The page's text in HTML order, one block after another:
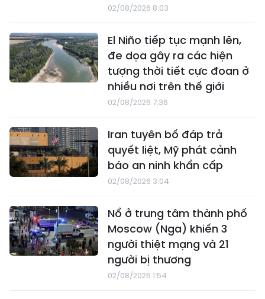
02/08/2026 8:03
El Niño tiếp tục mạnh lên,
đe dọa gây ra các hiện
tượng thời tiết cực đoan ở
nhiều nơi trên thế giới
02/08/2026 7:36
Iran tuyên bố đáp trả
quyết liệt, Mỹ phát cảnh
báo an ninh khẩn cấp
02/08/2026 3:04
Nổ ở trung tâm thành phố
Moscow (Nga) khiến 3
người thiệt mạng và 21
người bị thương
02/08/2026 1:54